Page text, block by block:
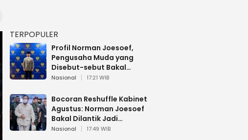
TERPOPULER
Profil Norman Joesoef,
Pengusaha Muda yang
Disebut-sebut Bakal
Dilantik Jadi Wamenhan RI
Nasional 17:21 WIB
Bocoran Reshuffle Kabinet
Agustus: Norman Joesoef
Bakal Dilantik Jadi
Wamenhan RI
Nasional 17:49 WIB